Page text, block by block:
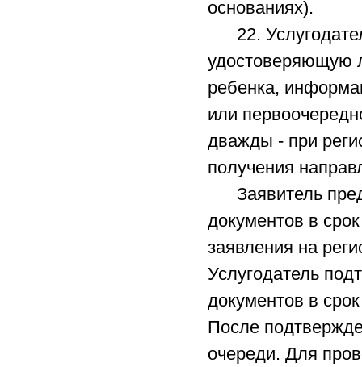
основаниях).
22.
удостоверяющую
ребенка,
или
дважды - при
получения
Заявитель
документов в
заявления на
Услугодатель
документов в
После
очереди. Для